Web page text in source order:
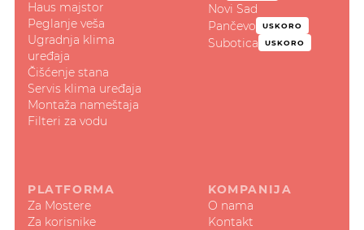
Haus majstor
Peglanje veša
Ugradnja klima
uređaja
Čišćenje stana
Servis klima uređaja
Montaža nameštaja
Filteri za vodu
Novi Sad
Pančevo
USKORO
Subotica USKORO
PLATFORMA
Za Mostere
Za korisnike
KOMPANIJA
O nama
Kontakt